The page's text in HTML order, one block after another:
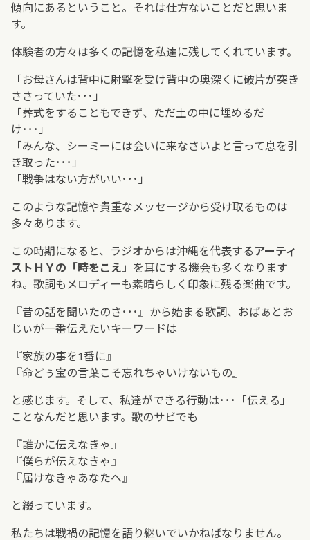
傾向にあるということ。それは仕方ないことだと思いま
す。
体験者の方々は多くの記憶を私達に残してくれています。
「お母さんは背中に射撃を受け背中の奥深くに破片が突き
ささっていた･･･」
「葬式をすることもできず、ただ土の中に埋めるだ
け･･･」
「みんな、シーミーには会いに来なさいよと言って息を引
き取った･･･」
「戦争はない方がいい･･･」
このような記憶や貴重なメッセージから受け取るものは
多々あります。
この時期になると、ラジオからは沖縄を代表する アーティ
ストＨＹの「時をこえ」
を耳にする機会も多くなります
ね。歌詞もメロディーも素晴らしく印象に残る楽曲です。
『昔の話を聞いたのさ･･･』から始まる歌詞、おばぁとお
じぃが一番伝えたいキーワードは
『家族の事を1番に』
『命どぅ宝の言葉こそ忘れちゃいけないもの』
と感じます。そして、私達ができる行動は･･･「伝える」
ことなんだと思います。歌のサビでも
『誰かに伝えなきゃ』
『僕らが伝えなきゃ』
『届けなきゃあなたへ』
と綴っています。
私たちは戦禍の記憶を語り継いでいかねばなりません。